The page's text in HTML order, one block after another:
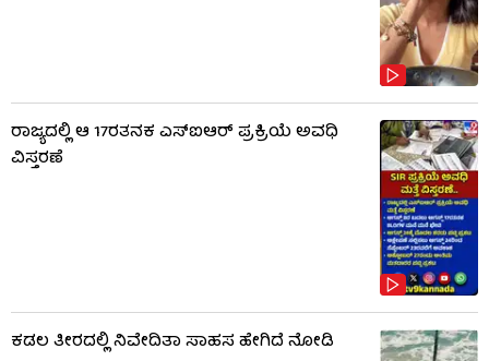
ರಾಜ್ಯದಲ್ಲಿ ಆ 17ರತನಕ ಎಸ್‌ಐಆರ್ ಪ್ರಕ್ರಿಯೆ ಅವಧಿ
ವಿಸ್ತರಣೆ
ಕಡಲ ತೀರದಲ್ಲಿ ನಿವೇದಿತಾ ಸಾಹಸ ಹೇಗಿದೆ ನೋಡಿ